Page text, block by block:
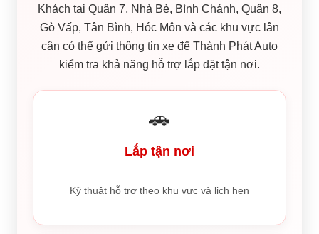
Khách tại Quận 7, Nhà Bè, Bình Chánh, Quận 8,
Gò Vấp, Tân Bình, Hóc Môn và các khu vực lân
cận có thể gửi thông tin xe để Thành Phát Auto
kiểm tra khả năng hỗ trợ lắp đặt tận nơi.
🚗
Lắp tận nơi
Kỹ thuật hỗ trợ theo khu vực và lịch hẹn